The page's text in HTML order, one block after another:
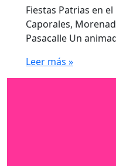
Fiestas Patrias en
Caporales,
Pasacalle Un
Leer más »